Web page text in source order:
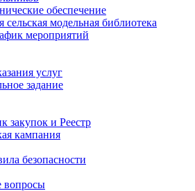
обеспечение
модельная библиотека
мероприятий
услуг
задание
закупок и Реестр
кампания
безопасности
вопросы